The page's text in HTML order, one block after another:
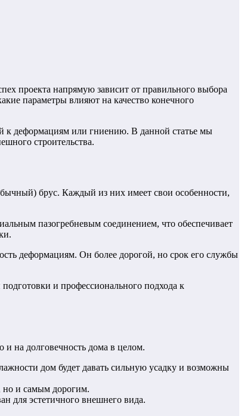
проекта напрямую зависит от правильного выбора
параметры влияют на качество конечного
к деформациям или гниению. В данной статье мы
строительства.
брус. Каждый из них имеет свои особенности,
пазогребневым соединением, что обеспечивает
деформациям. Он более дорогой, но срок его службы
и профессионального подхода к
и на долговечность дома в целом.
дом будет давать сильную усадку и возможны
но и самым дорогим.
для эстетичного внешнего вида.